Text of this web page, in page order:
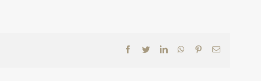
Facebook
TwitterLinkedInWhatsApp
PinterestEmail